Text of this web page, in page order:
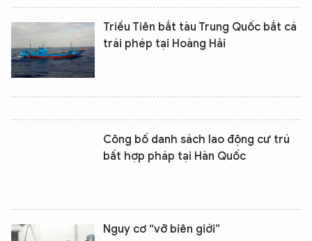
Triều Tiên bắt tàu Trung Quốc bắt cá
trái phép tại Hoàng Hải
Công bố danh sách lao động cư trú
bất hợp pháp tại Hàn Quốc
Nguy cơ “vỡ biên giới”